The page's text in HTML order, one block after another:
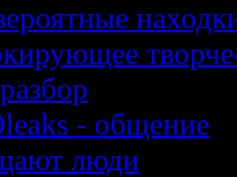
- общение
люди